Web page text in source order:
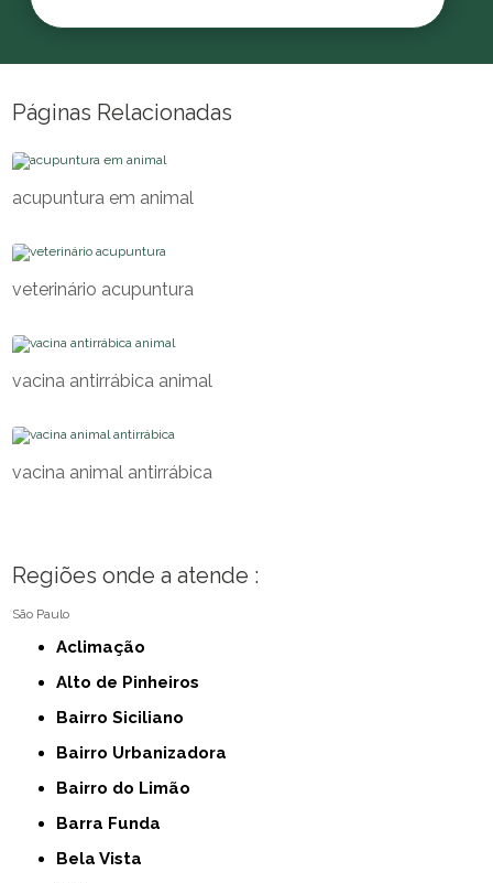
Páginas Relacionadas
acupuntura em animal
veterinário acupuntura
vacina antirrábica animal
vacina animal antirrábica
Regiões onde a atende :
São Paulo
Aclimação
Alto de Pinheiros
Bairro Siciliano
Bairro Urbanizadora
Bairro do Limão
Barra Funda
Bela Vista